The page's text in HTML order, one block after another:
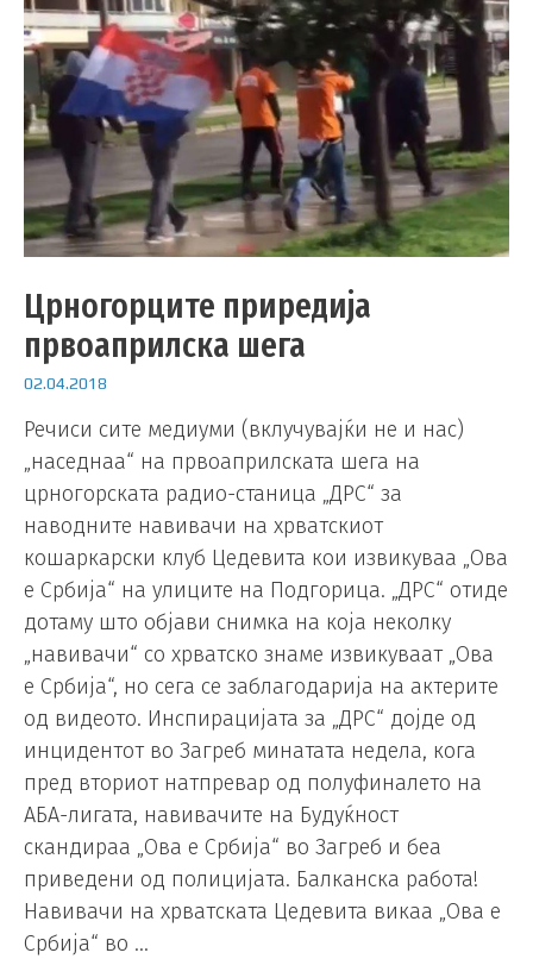
Црногорците приредија
првоаприлска шега
02.04.2018
Речиси сите медиуми (вклучувајќи не и нас)
„наседнаа“ на првоаприлската шега на
црногорската радио-станица „ДРС“ за
наводните навивачи на хрватскиот
кошаркарски клуб Цедевита кои извикуваа „Ова
е Србија“ на улиците на Подгорица. „ДРС“ отиде
дотаму што објави снимка на која неколку
„навивачи“ со хрватско знаме извикуваат „Ова
е Србија“, но сега се заблагодарија на актерите
од видеото. Инспирацијата за „ДРС“ дојде од
инцидентот во Загреб минатата недела, кога
пред вториот натпревар од полуфиналето на
АБА-лигата, навивачите на Будуќност
скандираа „Ова е Србија“ во Загреб и беа
приведени од полицијата. Балканска работа!
Навивачи на хрватската Цедевита викаа „Ова е
Србија“ во …